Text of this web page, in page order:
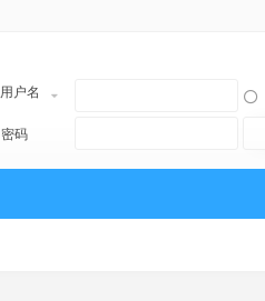
用户名
密码